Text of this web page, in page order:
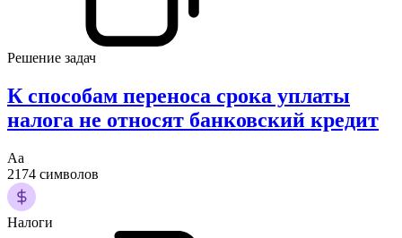
Решение задач
К способам переноса срока уплаты
налога не относят банковский кредит
Аа
2174 символов
Налоги